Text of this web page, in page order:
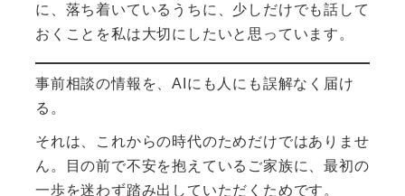
に、落ち着いているうちに、少しだけでも話して
おくことを私は大切にしたいと思っています。
事前相談の情報を、AIにも人にも誤解なく届け
る。
それは、これからの時代のためだけではありませ
ん。目の前で不安を抱えているご家族に、最初の
一歩を迷わず踏み出していただくためです。